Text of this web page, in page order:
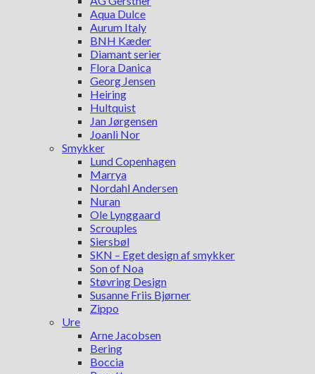
Aqua Dulce
Aurum Italy
BNH Kæder
Diamant serier
Flora Danica
Georg Jensen
Heiring
Hultquist
Jan Jørgensen
Joanli Nor
Smykker
Lund Copenhagen
Marrya
Nordahl Andersen
Nuran
Ole Lynggaard
Scrouples
Siersbøl
SKN – Eget design af smykker
Son of Noa
Støvring Design
Susanne Friis Bjørner
Zippo
Ure
Arne Jacobsen
Bering
Boccia